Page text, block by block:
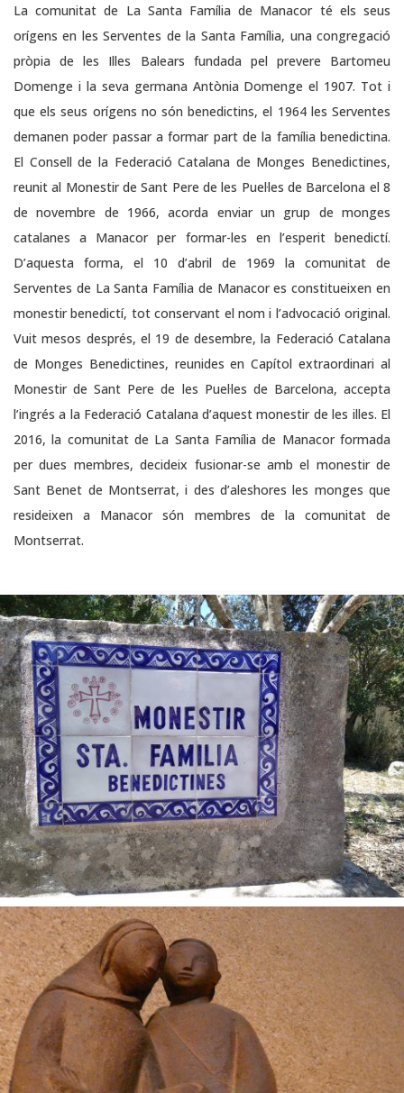
La comunitat de La Santa Família de Manacor té els seus
orígens en les Serventes de la Santa Família, una congregació
pròpia de les Illes Balears fundada pel prevere Bartomeu
Domenge i la seva germana Antònia Domenge el 1907. Tot i
que els seus orígens no són benedictins, el 1964 les Serventes
demanen poder passar a formar part de la família benedictina.
El Consell de la Federació Catalana de Monges Benedictines,
reunit al Monestir de Sant Pere de les Puel·les de Barcelona el 8
de novembre de 1966, acorda enviar un grup de monges
catalanes a Manacor per formar-les en l’esperit benedictí.
D’aquesta forma, el 10 d’abril de 1969 la comunitat de
Serventes de La Santa Família de Manacor es constitueixen en
monestir benedictí, tot conservant el nom i l’advocació original.
Vuit mesos després, el 19 de desembre, la Federació Catalana
de Monges Benedictines, reunides en Capítol extraordinari al
Monestir de Sant Pere de les Puel·les de Barcelona, accepta
l’ingrés a la Federació Catalana d’aquest monestir de les illes. El
2016, la comunitat de La Santa Família de Manacor formada
per dues membres, decideix fusionar-se amb el monestir de
Sant Benet de Montserrat, i des d’aleshores les monges que
resideixen a Manacor són membres de la comunitat de
Montserrat.